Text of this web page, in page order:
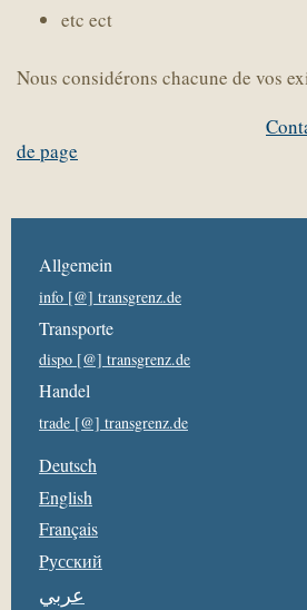
etc ect
Nous considérons chacune de vos
de page
Allgemein
info [@] transgrenz.de
Transporte
dispo [@] transgrenz.de
Handel
trade [@] transgrenz.de
Deutsch
English
Français
Pусский
عربي